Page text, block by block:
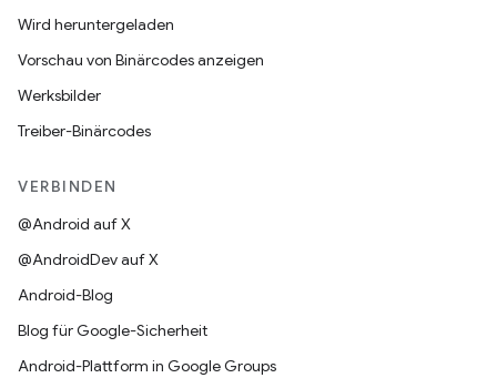
Wird heruntergeladen
Vorschau von Binärcodes anzeigen
Werksbilder
Treiber-Binärcodes
VERBINDEN
@Android auf X
@AndroidDev auf X
Android-Blog
Blog für Google-Sicherheit
Android-Plattform in Google Groups